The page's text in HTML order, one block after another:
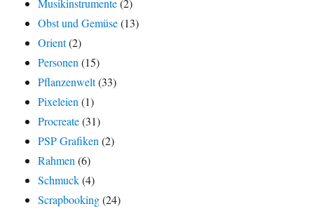
Musikinstrumente(2)
Obst und Gemüse(13)
Orient(2)
Personen(15)
Pflanzenwelt(33)
Pixeleien(1)
Procreate(31)
PSP Grafiken(2)
Rahmen(6)
Schmuck(4)
Scrapbooking(24)